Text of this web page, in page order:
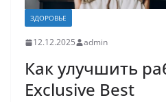
ЗДОРОВЬЕ
12.12.2025 admin
Как улучшить
Exclusive Best